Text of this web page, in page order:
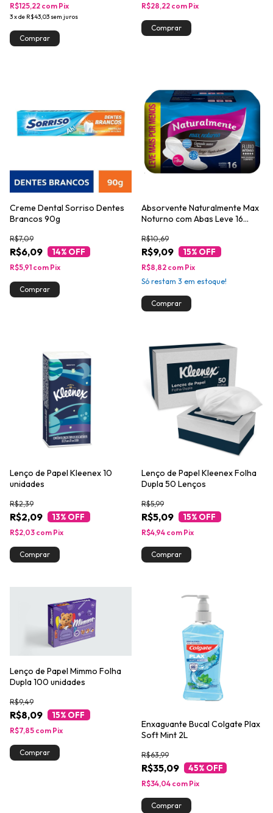
3xde R$43,03 sem juros
R$125,22 com Pix R$28,22 com Pix
Creme Dental Sorriso Dentes
Brancos 90g
R$6,09
R$7,09
14% OFF
R$5,91 com Pix
Absorvente Naturalmente Max
Noturno com Abas Leve 16
R$9,09
R$10,69
15% OFF
R$8,82 com Pix
Só restam 3 em estoque!
Lenço de Papel Kleenex 10
unidades
R$2,09
R$2,39
13% OFF
R$2,03 com Pix
Lenço de Papel Kleenex Folha
Dupla 50 Lenços
R$5,09
R$5,99
15% OFF
R$4,94 com Pix
Lenço de Papel Mimmo Folha
Dupla 100 unidades
R$8,09
R$9,49
15% OFF
R$7,85 com Pix
Enxaguante Bucal Colgate Plax
Soft Mint 2L
R$35,09
R$63,99
45% OFF
R$34,04 com Pix